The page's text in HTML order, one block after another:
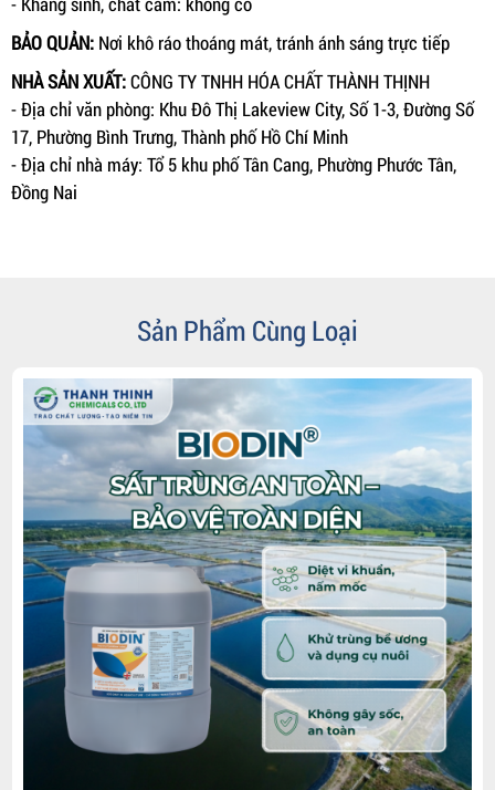
BẢO QUẢN: Nơi khô ráo thoáng mát, tránh ánh sáng trực tiếp
NHÀ SẢN XUẤT:CÔNG TY TNHH HÓA CHẤT THÀNH THỊNH
- Địa chỉ văn phòng: Khu Đô Thị Lakeview City, Số 1-3, Đường Số
17, Phường Bình Trưng, Thành phố Hồ Chí Minh
- Địa chỉ nhà máy: Tổ 5 khu phố Tân Cang, Phường Phước Tân,
Đồng Nai
Sản Phẩm Cùng Loại